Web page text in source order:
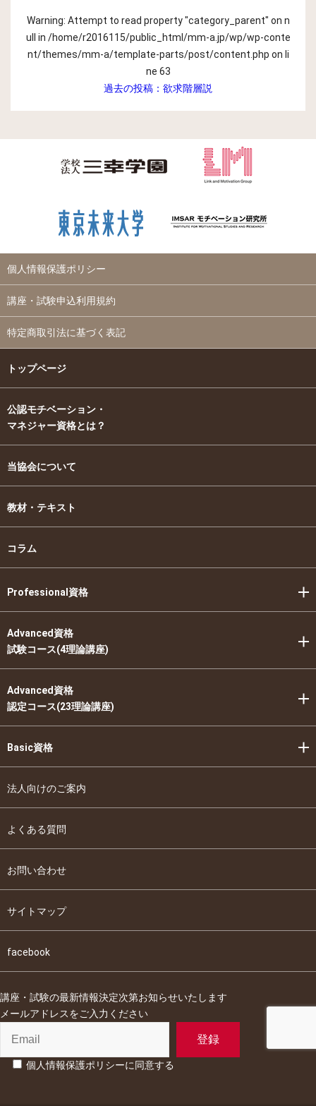
Warning: Attempt to read property "category_parent" on n
ull in /home/r2016115/public_html/mm-a.jp/wp/wp-conte
nt/themes/mm-a/template-parts/post/content.php on li
ne 63
過去の投稿： 欲求階層説
個人情報保護ポリシー
講座・試験申込利用規約
特定商取引法に基づく表記
トップページ
公認モチベーション・
マネジャー資格とは？
当協会について
教材・テキスト
コラム
Professional資格
Advanced資格
試験コース(4理論講座)
Advanced資格
認定コース(23理論講座)
Basic資格
法人向けのご案内
よくある質問
お問い合わせ
サイトマップ
facebook
講座・試験の最新情報決定次第お知らせいたします
メールアドレスをご入力ください
個人情報保護ポリシーに同意する